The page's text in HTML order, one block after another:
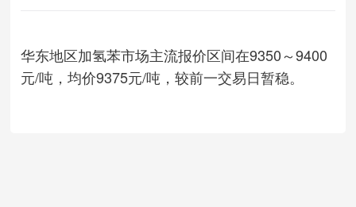
华东地区加氢苯市场主流报价区间在9350～9400
元/吨，均价9375元/吨，较前一交易日暂稳。